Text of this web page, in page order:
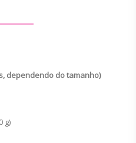
dependendo do tamanho)
g)